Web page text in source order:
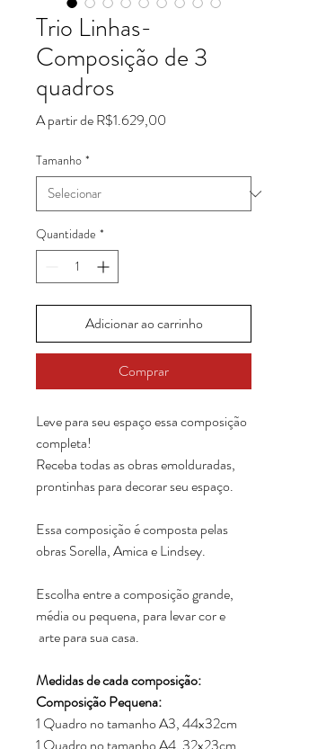
Trio Linhas-
Composição de 3
quadros
A partir deR$1.629,00
Tamanho *
Quantidade *
Adicionar ao carrinho
Comprar
Leve para seu espaço essa composição
completa!
Receba todas as obras emolduradas,
prontinhas para decorar seu espaço.
Essa composição é composta pelas
obras Sorella, Amica e Lindsey.
Escolha entre a composição grande,
média ou pequena, para levar cor e
arte para sua casa.
Medidas de cada composição:
Composição Pequena:
1 Quadro no tamanho A3, 44x32cm